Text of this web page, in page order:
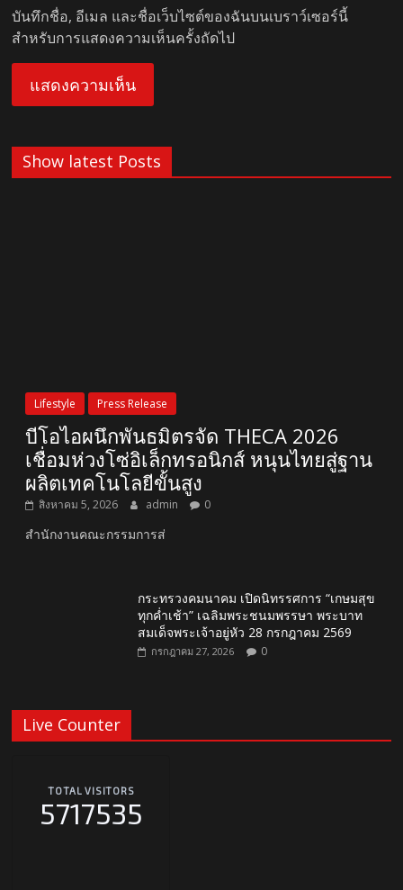
บันทึกชื่อ, อีเมล และชื่อเว็บไซต์ของฉันบนเบราว์เซอร์นี้
สำหรับการแสดงความเห็นครั้งถัดไป
Show latest Posts
Lifestyle Press Release
บีโอไอผนึกพันธมิตรจัด THECA 2026
เชื่อมห่วงโซ่อิเล็กทรอนิกส์ หนุนไทยสู่ฐาน
ผลิตเทคโนโลยีขั้นสูง
สิงหาคม 5, 2026 admin 0
สำนักงานคณะกรรมการส่
กระทรวงคมนาคม เปิดนิทรรศการ “เกษมสุข
ทุกค่ำเช้า” เฉลิมพระชนมพรรษา พระบาท
สมเด็จพระเจ้าอยู่หัว 28 กรกฎาคม 2569
กรกฎาคม 27, 2026 0
Live Counter
TOTAL VISITORS
5717535